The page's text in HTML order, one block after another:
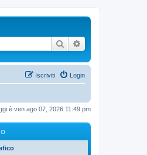
Cerca
Login
Iscriviti
è ven ago 07, 2026 11:49 pm